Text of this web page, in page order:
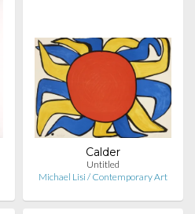
Calder
Untitled
Michael Lisi / Contemporary Art